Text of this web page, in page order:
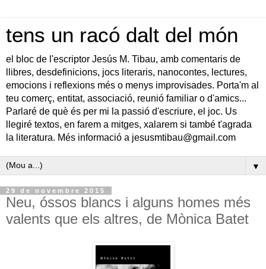
tens un racó dalt del món
el bloc de l'escriptor Jesús M. Tibau, amb comentaris de
llibres, desdefinicions, jocs literaris, nanocontes, lectures,
emocions i reflexions més o menys improvisades. Porta'm al
teu comerç, entitat, associació, reunió familiar o d'amics...
Parlaré de què és per mi la passió d'escriure, el joc. Us
llegiré textos, en farem a mitges, xalarem si també t'agrada
la literatura. Més informació a jesusmtibau@gmail.com
▼
29 de novembre 2015
Neu, óssos blancs i alguns homes més
valents que els altres, de Mònica Batet